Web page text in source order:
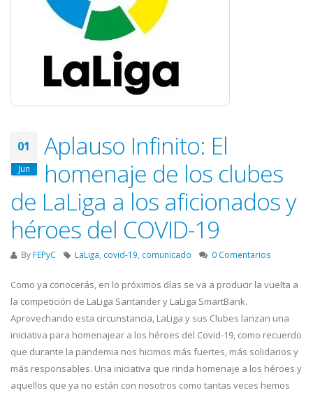
01
Jun
Aplauso Infinito: El
homenaje de los clubes
de LaLiga a los aficionados y
héroes del COVID-19
By FEPyC LaLiga, covid-19, comunicado 0 Comentarios
Como ya conocerás, en lo próximos días se va a producir la vuelta a
la competición de LaLiga Santander y LaLiga SmartBank.
Aprovechando esta circunstancia, LaLiga y sus Clubes lanzan una
iniciativa para homenajear a los héroes del Covid-19, como recuerdo
que durante la pandemia nos hicimos más fuertes, más solidarios y
más responsables. Una iniciativa que rinda homenaje a los héroes y
aquellos que ya no están con nosotros como tantas veces hemos